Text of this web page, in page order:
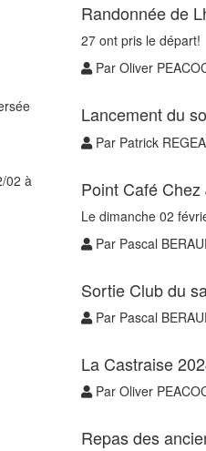
Randonnée de
27 ont pris le départ!
Par Oliver
Lancement du
Par Patrick
Point Café
Le dimanche 02
Par Pascal
Sortie Club du
Par Pascal
La Castraise
Par Oliver
Repas des